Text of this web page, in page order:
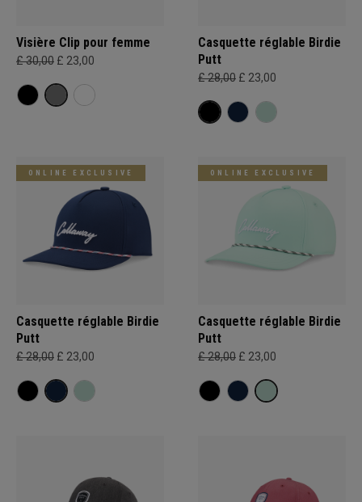
Visière Clip pour femme
£ 30,00 £ 23,00
Casquette réglable Birdie
Putt
£ 28,00 £ 23,00
ONLINE EXCLUSIVE
Casquette réglable Birdie
Putt
£ 28,00 £ 23,00
ONLINE EXCLUSIVE
Casquette réglable Birdie
Putt
£ 28,00 £ 23,00